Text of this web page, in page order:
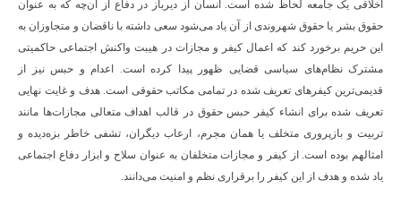
اخلاقی یک جامعه لحاظ شده است‌. انسان از دیرباز در دفاع از آن‌چه که به عنوان
حقوق بشر یا حقوق شهروندی از آن یاد می‌شود سعی داشته با ناقضان و متجاوزان به
این حریم برخورد کند که اعمال کیفر و مجازات در هیبت واکنش اجتماعی حاکمیتی
مشترک نظام‌های سیاسی قضایی ظهور پیدا کرده است. اعدام و حبس نیز از
قدیمی‌ترین کیفرهای تعریف شده در تمامی مکاتب حقوقی است. هدف و غایت نهایی
تعریف شده برای انشاء کیفر حبس حقوق در قالب اهداف متعالی مجازات‌ها مانند
تربیت و بازپروری متخلف یا همان مجرم، ارعاب دیگران، تشفی خاطر بزه‌دیده و
امثالهم بوده است. از کیفر و مجازات متخلفان به عنوان سلاح و ابزار دفاع اجتماعی
یاد شده و هدف از این کیفر را برقراری نظم و امنیت می‌دانند.